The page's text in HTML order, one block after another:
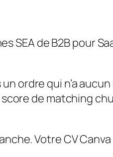
SEA de B2B pour
ordre qui n’a
score de matching
Votre CV